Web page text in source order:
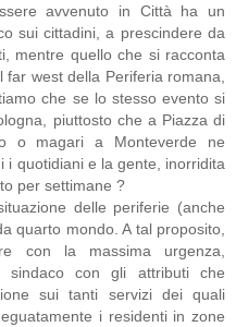
avvenuto in Città ha un
sui cittadini, a prescindere da
mentre quello che si racconta
west della Periferia romana,
che se lo stesso evento si
piuttosto che a Piazza di
o magari a Monteverde ne
i quotidiani e la gente, inorridita
per settimane ?
delle periferie (anche
quarto mondo. A tal proposito,
con la massima urgenza,
sindaco con gli attributi che
sui tanti servizi dei quali
i residenti in zone